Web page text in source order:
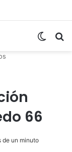
66
un minuto